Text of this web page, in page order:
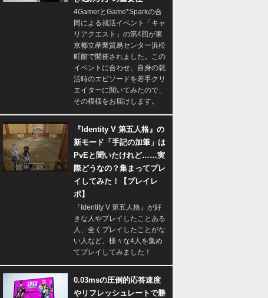
4GamerとGame*Sparkの合
同による就活イベント「キャ
リアクエスト」の第4回が東
京都立産業貿易センター浜松
町館で開催されました。この
イベントに合わせ、自身の就
活時のエピソードを若手クリ
エイターに聞いてみたので、
その模様をお届けします。
『Identity V 第五人格』の
新モード「手記の加筆」は
PvEと聞いたけれど……実
際どうなの？集まってプレ
イしてみた！【プレイレ
ポ】
『Identity V 第五人格』が好
きな人やプレイしたことある
人、全くプレイしたことがな
い人など、様々な4人を集め
てプレイしてみました！
0.03msの圧倒的応答速度
やリフレッシュレートで勝